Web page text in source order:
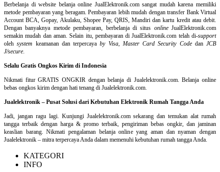
Berbelanja diwebsite belanja online JualElektronik.com sangat mudah karena memiliki
metode pembayaran yang beragam. Pembayaran lebih mudah dengan transfer Bank Virtual
Account BCA, Gopay, Akulaku, Shopee Pay, QRIS, Mandiri dan kartu kredit atau debit.
Dengan banyaknya metode pembayaran, berbelanja di situs onlineJualElektronik.com
semakin mudah dan aman. Selain itu, pembayaran di JualElektronik.com telah di-support
olehsystem keamanan dan terpercayaby Visa, Master Card Security Codedan JCB
J/secure
Selalu Gratis Ongkos Kirim di Indonesia
Nikmati fitur GRATIS ONGKIR dengan belanja di Jualelektronik.com. Belanja online
bebas ongkos kirim dengan hati tenang di Jualelektronik.com.
Jualelektronik – Pusat Solusi dari Kebutuhan Elektronik Rumah Tangga Anda
Jadi, jangan ragu lagi. Kunjungi Jualelektronik.com sekarang dan temukan alat rumah
tangga terbaik dengan harga & promo terbaik, pengiriman bebas ongkir, dan jaminan
keaslian barang. Nikmati pengalaman belanja online yang aman dan nyaman dengan
Jualelektronik – mitra terpercaya Anda dalam memenuhi kebutuhan rumah tangga Anda.
KATEGORI
INFO